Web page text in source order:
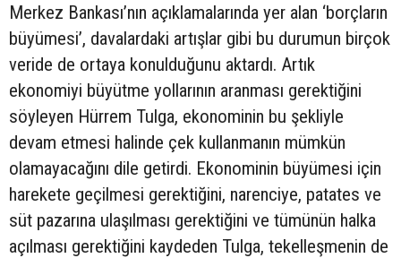
Merkez Bankası’nın açıklamalarında yer alan ‘borçların
büyümesi’, davalardaki artışlar gibi bu durumun birçok
veride de ortaya konulduğunu aktardı. Artık
ekonomiyi büyütme yollarının aranması gerektiğini
söyleyen Hürrem Tulga, ekonominin bu şekliyle
devam etmesi halinde çek kullanmanın mümkün
olamayacağını dile getirdi. Ekonominin büyümesi için
harekete geçilmesi gerektiğini, narenciye, patates ve
süt pazarına ulaşılması gerektiğini ve tümünün halka
açılması gerektiğini kaydeden Tulga, tekelleşmenin de